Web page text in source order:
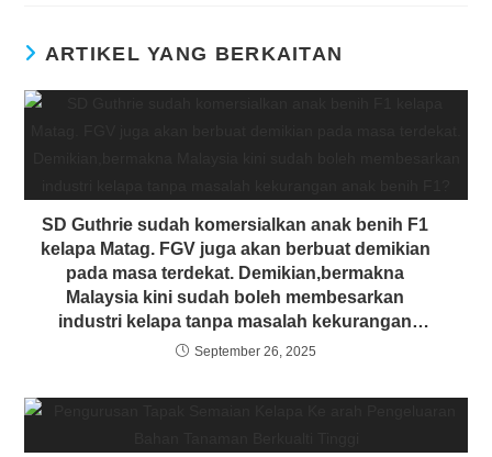
ARTIKEL YANG BERKAITAN
SD Guthrie sudah komersialkan anak benih F1
kelapa Matag. FGV juga akan berbuat demikian
pada masa terdekat. Demikian,bermakna
Malaysia kini sudah boleh membesarkan
industri kelapa tanpa masalah kekurangan
anak benih F1?
September 26, 2025